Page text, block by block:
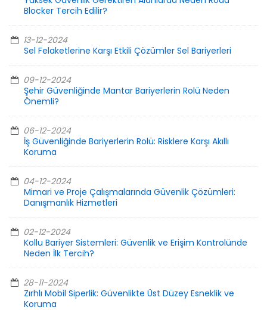
Blocker Tercih Edilir?
13-12-2024
Sel Felaketlerine Karşı Etkili Çözümler Sel Bariyerleri
09-12-2024
Şehir Güvenliğinde Mantar Bariyerlerin Rolü Neden
Önemli?
06-12-2024
İş Güvenliğinde Bariyerlerin Rolü: Risklere Karşı Akıllı
Koruma
04-12-2024
Mimari ve Proje Çalışmalarında Güvenlik Çözümleri:
Danışmanlık Hizmetleri
02-12-2024
Kollu Bariyer Sistemleri: Güvenlik ve Erişim Kontrolünde
Neden İlk Tercih?
28-11-2024
Zırhlı Mobil Siperlik: Güvenlikte Üst Düzey Esneklik ve
Koruma